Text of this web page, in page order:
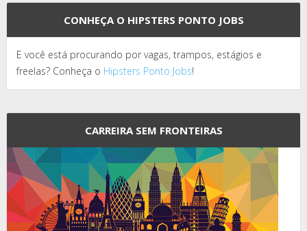
CONHEÇA O HIPSTERS PONTO JOBS
E você está procurando por vagas, trampos, estágios e
freelas? Conheça o Hipsters Ponto Jobs!
CARREIRA SEM FRONTEIRAS